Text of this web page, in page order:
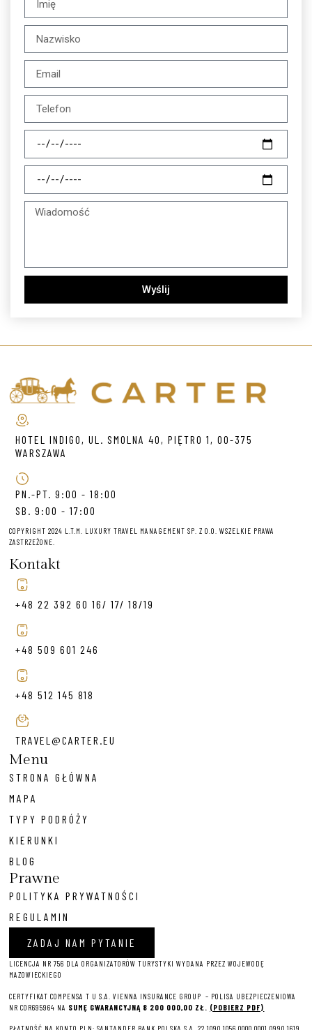
Wyślij
HOTEL INDIGO, UL. SMOLNA 40, PIĘTRO 1, 00-375
WARSZAWA
PN.-PT. 9:00 - 18:00
SB. 9:00 - 17:00
COPYRIGHT 2024 L.T.M. LUXURY TRAVEL MANAGEMENT SP. Z O.O. WSZELKIE PRAWA
ZASTRZEŻONE.
Kontakt
+48 22 392 60 16/ 17/ 18/19
+48 509 601 246
+48 512 145 818
TRAVEL@CARTER.EU
Menu
STRONA GŁÓWNA
MAPA
TYPY PODRÓŻY
KIERUNKI
BLOG
Prawne
POLITYKA PRYWATNOŚCI
REGULAMIN
ZADAJ NAM PYTANIE
LICENCJA NR 756 DLA ORGANIZATORÓW TURYSTYKI WYDANA PRZEZ WOJEWODĘ
MAZOWIECKIEGO
CERTYFIKAT COMPENSA T U S.A. VIENNA INSURANCE GROUP – POLISA UBEZPIECZENIOWA
NR COR695964 NA SUMĘ GWARANCYJNĄ 8 200 000,00 ZŁ. (POBIERZ PDF)